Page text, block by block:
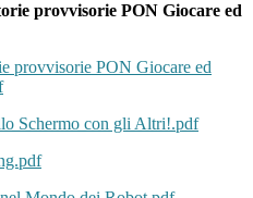
provvisorie PON Giocare ed
provvisorie PON Giocare ed
Schermo con gli Altri!.pdf